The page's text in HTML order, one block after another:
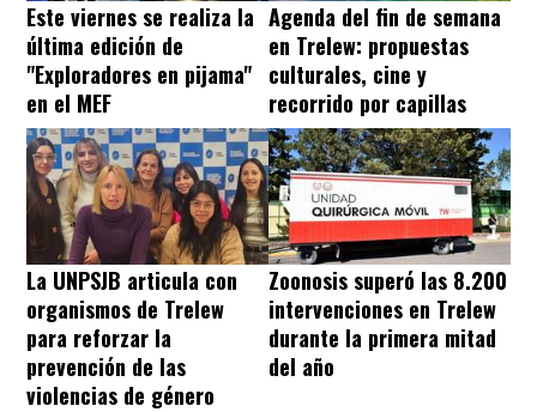
Este viernes se realiza la
última edición de
"Exploradores en pijama"
en el MEF
Agenda del fin de semana
en Trelew: propuestas
culturales, cine y
recorrido por capillas
La UNPSJB articula con
organismos de Trelew
para reforzar la
prevención de las
violencias de género
Zoonosis superó las 8.200
intervenciones en Trelew
durante la primera mitad
del año